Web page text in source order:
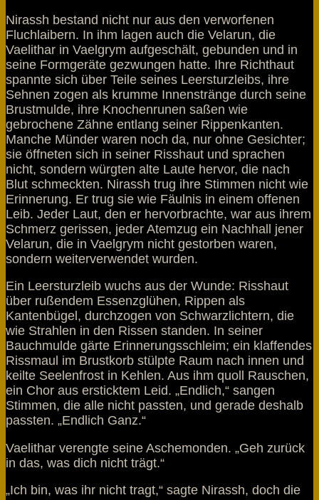
Nirassh bestand nicht nur aus den verworfenen
Fluchlaibern. In ihm lagen auch die Velarun, die
Vaelithar in Vaelgrym aufgeschält, gebunden und in
seine Formgeräte gezwungen hatte. Ihre Richthaut
spannte sich über Teile seines Leersturzleibs, ihre
Sehnen zogen als krumme Innenstränge durch seine
Brustmulde, ihre Knochenrunen saßen wie
gebrochene Zähne entlang seiner Rippenkanten.
Manche Münder waren noch da, nur ohne Gesichter;
sie öffneten sich in seiner Risshaut und sprachen
nicht, sondern würgten alte Laute hervor, die nach
Blut schmeckten. Nirassh trug ihre Stimmen nicht wie
Erinnerung. Er trug sie wie Fäulnis in einem offenen
Leib. Jeder Laut, den er hervorbrachte, war aus ihrem
Schmerz gerissen, jeder Atemzug ein Nachhall jener
Velarun, die in Vaelgrym nicht gestorben waren,
sondern weiterverwendet wurden.
Ein Leersturzleib wuchs aus der Wunde: Risshaut
über rußendem Essenzglühen, Rippen als
Kantenbügel, durchzogen von Schwarzlichtern, die
wie Strahlen in den Rissen standen. In seiner
Bauchmulde gärte Erinnerungsschleim; ein klaffendes
Rissmaul im Brustkorb stülpte Raum nach innen und
keilte Seelenfrost in Kehlen. Aus ihm quoll Rauschen,
ein Chor aus ersticktem Leid. „Endlich,“ sangen
Stimmen, die alle nicht passten, und gerade deshalb
passten. „Endlich Ganz.“
Vaelithar verengte seine Aschemonden. „Geh zurück
in das, was dich nicht trägt.“
„Ich bin, was ihr nicht tragt,“ sagte Nirassh, doch die